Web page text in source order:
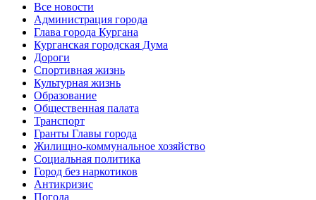
Все новости
Администрация города
Глава города Кургана
Курганская городская Дума
Дороги
Спортивная жизнь
Культурная жизнь
Образование
Общественная палата
Транспорт
Гранты Главы города
Жилищно-коммунальное хозяйство
Социальная политика
Город без наркотиков
Антикризис
Погода